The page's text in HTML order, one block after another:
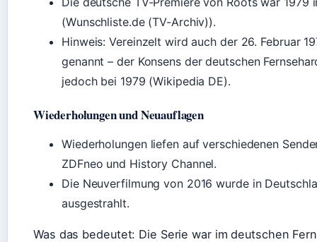
(Wunschliste.de (TV-Archiv)).
Hinweis: Vereinzelt wird auch der 26. Februar
genannt – der Konsens der deutschen
jedoch bei 1979 (Wikipedia DE).
Wiederholungen und Neuauflagen
Wiederholungen liefen auf verschiedenen
ZDFneo und History Channel.
Die Neuverfilmung von 2016 wurde in
ausgestrahlt.
Was das bedeutet: Die Serie war im deutschen